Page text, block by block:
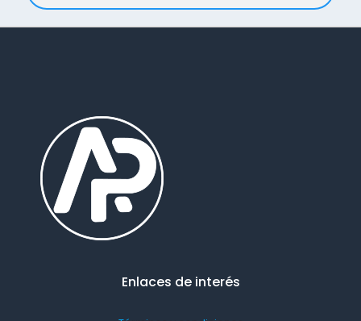
Enlaces de interés